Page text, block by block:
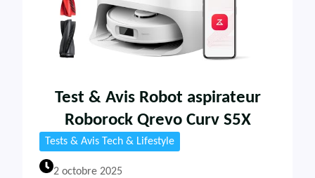
Test & Avis Robot aspirateur
Roborock Qrevo Curv S5X
Tests & Avis Tech & Lifestyle
2 octobre 2025